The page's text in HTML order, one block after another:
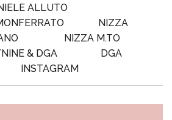
ALLUTO
NIZZA
NIZZA M.TO
& DGA
DGA
INSTAGRAM